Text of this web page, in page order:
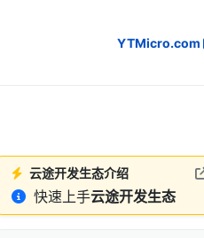
YTMicro.com
云途开发生态介绍
快速上手云途开发生态